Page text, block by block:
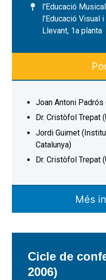
l'Educació
l'Educació Visual
Llevant, 1a planta
Més
Joan Antoni Padrós
Dr. Cristòfol Trepat
Jordi Guimet
Catalunya)
Dr. Cristòfol Trepat
Cicle de
2006)